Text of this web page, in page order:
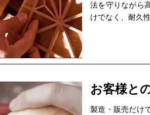
法を守りながら
けでなく、耐久
お客様と
製造・販売だけ